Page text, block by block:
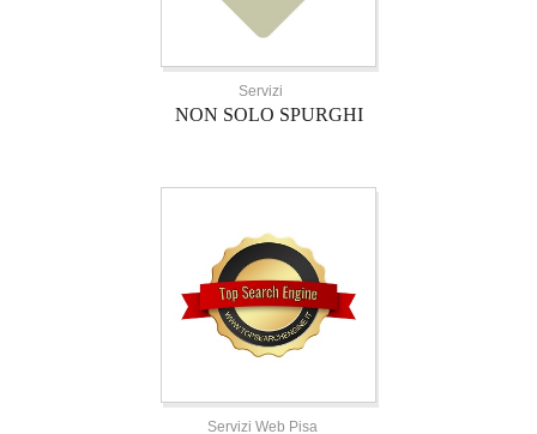
Servizi
NON SOLO SPURGHI
Servizi Web Pisa